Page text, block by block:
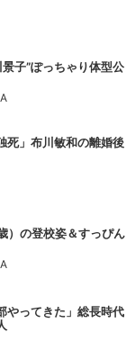
子”ぽっちゃり体型公
死」布川敏和の離婚後
）の登校姿＆すっぴん
やってきた」総長時代